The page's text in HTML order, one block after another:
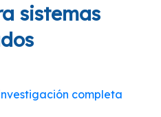
sistemas
completa